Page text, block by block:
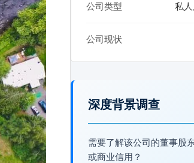
公司类型 私
公司现状
深度背景调查
需要了解该公司的董事股
或商业信用？